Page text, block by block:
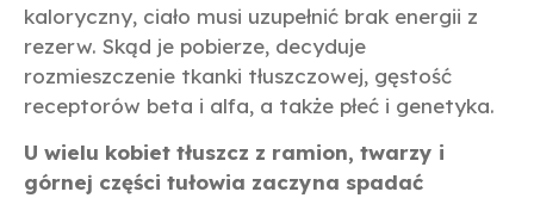
kaloryczny, ciało musi uzupełnić brak energii z
rezerw. Skąd je pobierze, decyduje
rozmieszczenie tkanki tłuszczowej, gęstość
receptorów beta i alfa, a także płeć i genetyka.
U wielu kobiet tłuszcz z ramion, twarzy i
górnej części tułowia zaczyna spadać